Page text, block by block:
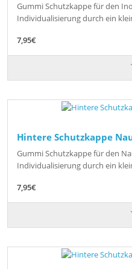
Gummi Schutzkappe für den
Individualisierung durch ein
7,95€
Hintere Schutzkappe
Gummi Schutzkappe für den
Individualisierung durch ein
7,95€